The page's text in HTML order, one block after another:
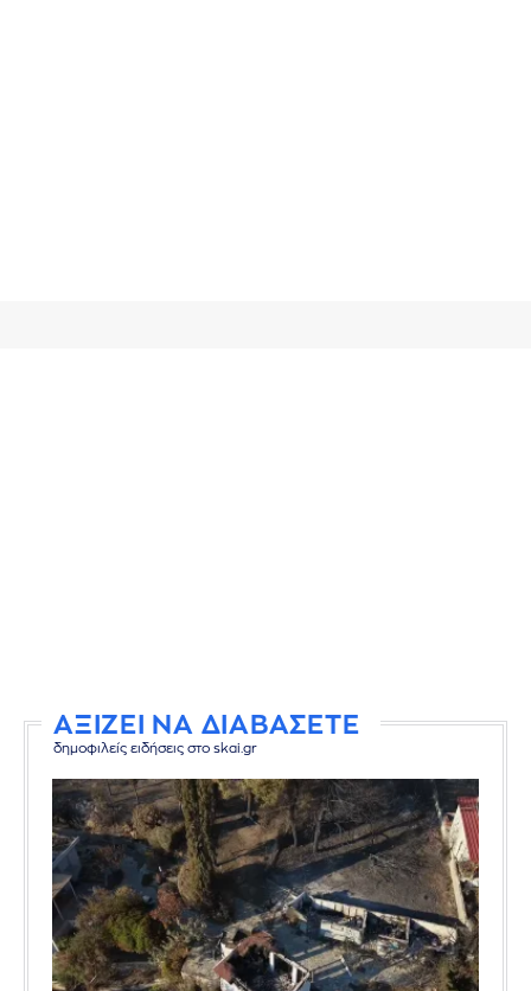
ΑΞΙΖΕΙ ΝΑ ΔΙΑΒΑΣΕΤΕ
δημοφιλείς ειδήσεις στο skai.gr